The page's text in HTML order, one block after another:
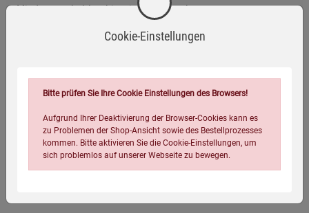
Mindestens haltbar bis: siehe Aufdruck.
EAN:
4054239000566
Verpackungsgewicht:
1075 Gramm
Verpackungsmaße (LxBxH):
18 10,2
Cookie-Einstellungen
Bitte prüfen Sie Ihre Cookie Einstellungen des Browsers!
Aufgrund Ihrer Deaktivierung der Browser-Cookies kann es
zu Problemen der Shop-Ansicht sowie des Bestellprozesses
kommen. Bitte aktivieren Sie die Cookie-Einstellungen, um
sich problemlos auf unserer Webseite zu bewegen.